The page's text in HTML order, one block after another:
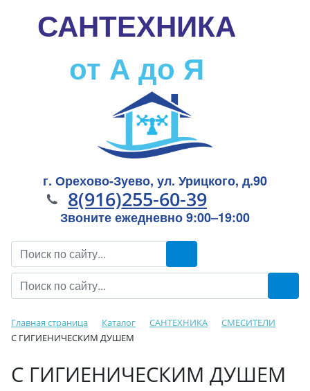
САНТЕХНИКА
от А до Я
г. Орехово-Зуево, ул. Урицкого, д.90
8(916)255-60-39
Звоните ежедневно 9:00–19:00
Главная страница Каталог САНТЕХНИКА
СМЕСИТЕЛИ
С ГИГИЕНИЧЕСКИМ ДУШЕМ
С ГИГИЕНИЧЕСКИМ ДУШЕМ